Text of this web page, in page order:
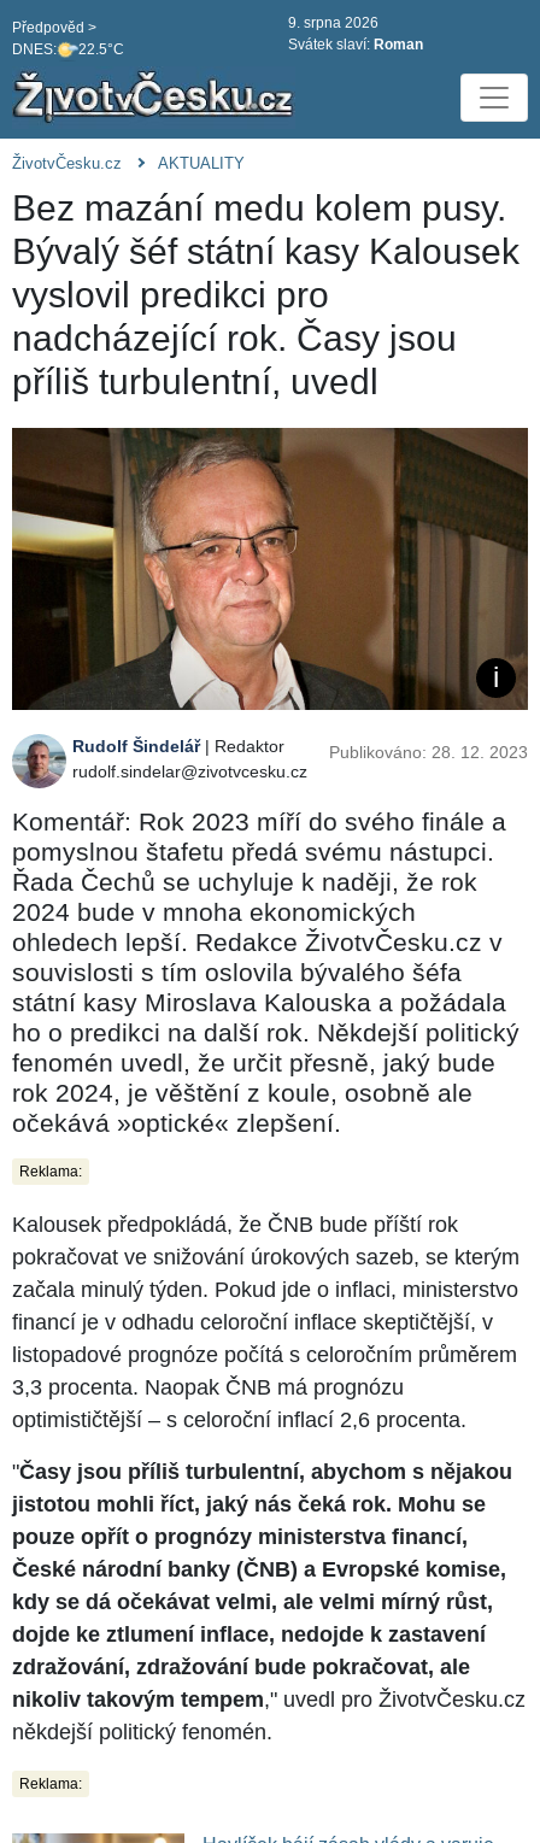
DNES: 22.5°C
Předpověd >
9. srpna 2026
Svátek slaví: Roman
ŽivotvČesku.cz AKTUALITY
Bez mazání medu kolem pusy.
Bývalý šéf státní kasy Kalousek
vyslovil predikci pro
nadcházející rok. Časy jsou
příliš turbulentní, uvedl
Rudolf Šindelář| Redaktor
rudolf.sindelar@zivotvcesku.cz
Publikováno: 28. 12. 2023
Komentář: Rok 2023 míří do svého finále a
pomyslnou štafetu předá svému nástupci.
Řada Čechů se uchyluje k naději, že rok
2024 bude v mnoha ekonomických
ohledech lepší. Redakce ŽivotvČesku.cz v
souvislosti s tím oslovila bývalého šéfa
státní kasy Miroslava Kalouska a požádala
ho o predikci na další rok. Někdejší politický
fenomén uvedl, že určit přesně, jaký bude
rok 2024, je věštění z koule, osobně ale
očekává »optické« zlepšení.
Reklama:
Kalousek předpokládá, že ČNB bude příští rok
pokračovat ve snižování úrokových sazeb, se kterým
začala minulý týden. Pokud jde o inflaci, ministerstvo
financí je v odhadu celoroční inflace skeptičtější, v
listopadové prognóze počítá s celoročním průměrem
3,3 procenta. Naopak ČNB má prognózu
optimističtější – s celoroční inflací 2,6 procenta.
"Časy jsou příliš turbulentní, abychom s nějakou
jistotou mohli říct, jaký nás čeká rok. Mohu se
pouze opřít o prognózy ministerstva financí,
České národní banky (ČNB) a Evropské komise,
kdy se dá očekávat velmi, ale velmi mírný růst,
dojde ke ztlumení inflace, nedojde k zastavení
zdražování, zdražování bude pokračovat, ale
nikoliv takovým tempem," uvedl pro ŽivotvČesku.cz
někdejší politický fenomén.
Reklama: